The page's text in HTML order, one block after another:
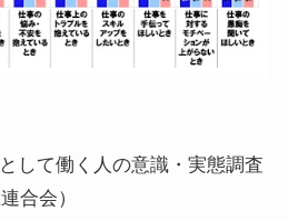
して働く人の意識・実態調査
合会）